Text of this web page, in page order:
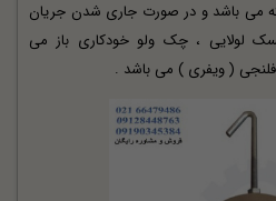
می باشد و در صورت جاری شدن جریان
لولایی ، چک ولو خودکاری باز می
فلنجی ( ویفری ) می باشد .